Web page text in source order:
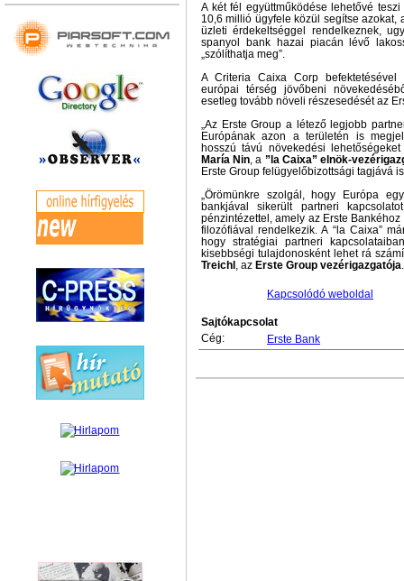
A két fél együttműködése lehetővé
10,6 millió ügyfele közül segítse azokat,
üzleti érdekeltséggel rendelkeznek,
spanyol bank hazai piacán lévő
„szólíthatja meg”.
A Criteria Caixa Corp befektetésével
európai térség jövőbeni
esetleg tovább növeli részesedését az
„Az Erste Group a létező legjobb
Európának azon a területén is
hosszú távú növekedési
María Nin, a ”la Caixa” elnök-
Erste Group felügyelőbizottsági tagjává
„Örömünkre szolgál, hogy Európa
bankjával sikerült partneri
pénzintézettel, amely az Erste
filozófiával rendelkezik. A “la Caixa”
hogy stratégiai partneri
kisebbségi tulajdonosként lehet rá
Treichl , az Erste Group vezérigazgatója.
Kapcsolódó weboldal
Sajtókapcsolat
Cég:
Erste Bank